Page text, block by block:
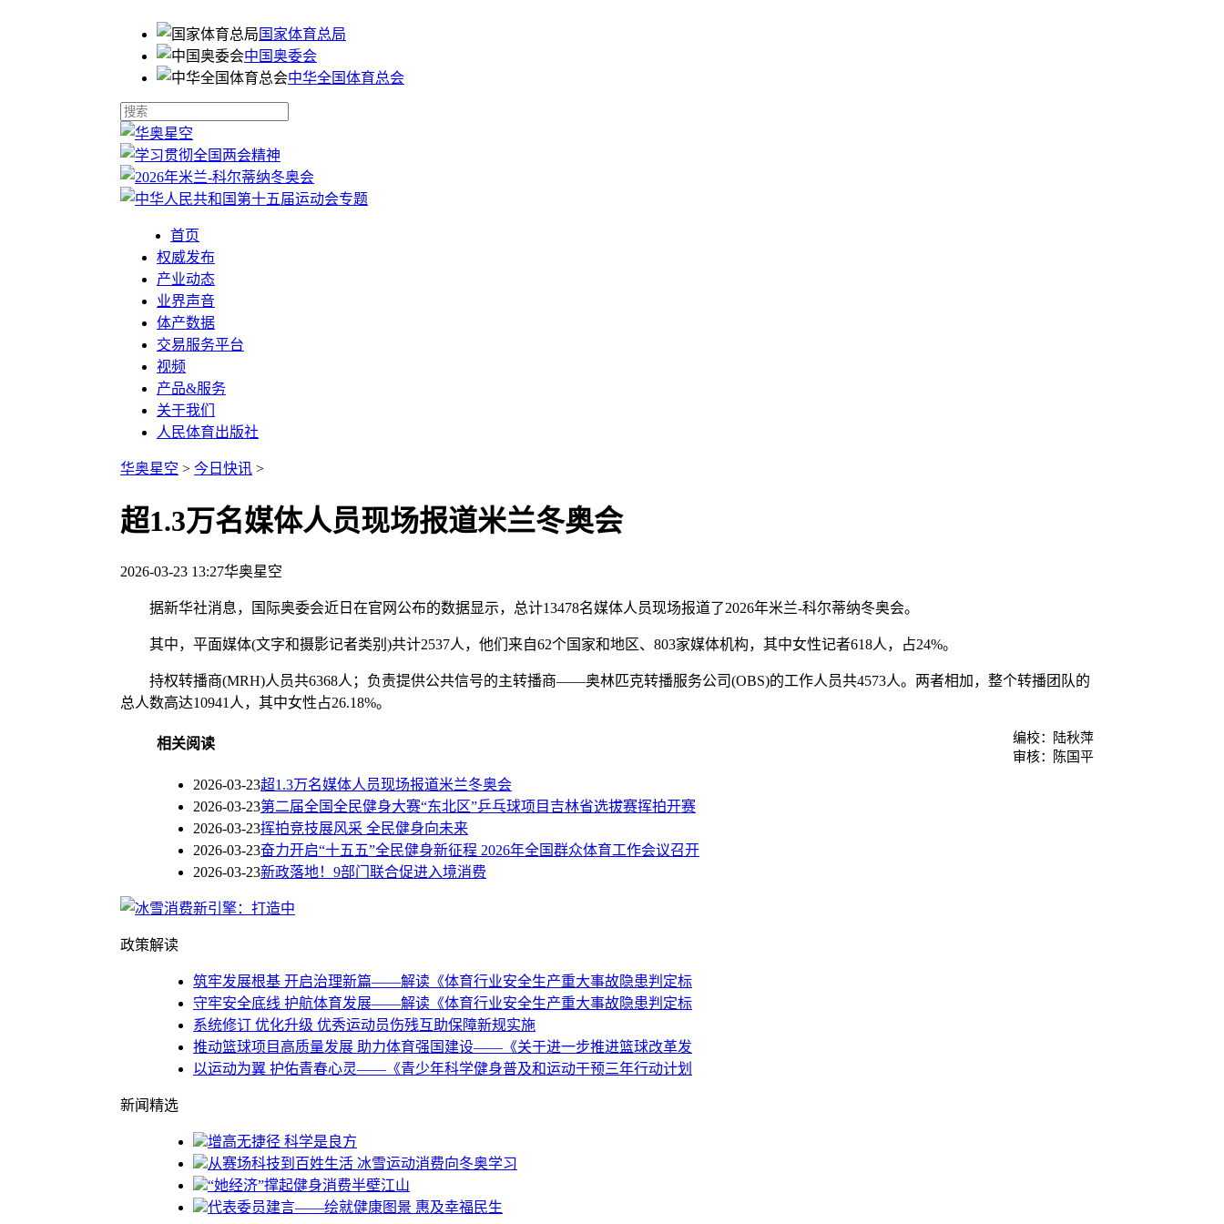
国家体育总局
中国奥委会
中华全国体育总会
首页
权威发布
产业动态
业界声音
体产数据
交易服务平台
视频
产品&服务
关于我们
人民体育出版社
华奥星空 > 今日快讯 >
超1.3万名媒体人员现场报道米兰冬奥会
2026-03-23 13:27华奥星空
据新华社消息，国际奥委会近日在官网公布的数据显示，总计13478名媒体人员现场报道了2026年米兰-科尔蒂纳冬奥会。
其中，平面媒体(文字和摄影记者类别)共计2537人，他们来自62个国家和地区、803家媒体机构，其中女性记者618人，占24%。
持权转播商(MRH)人员共6368人；负责提供公共信号的主转播商——奥林匹克转播服务公司(OBS)的工作人员共4573人。两者相加，整个转播团队的
总人数高达10941人，其中女性占26.18%。
编校： 陆秋萍
审核： 陈国平
相关阅读
2026-03-23超1.3万名媒体人员现场报道米兰冬奥会
2026-03-23第二届全国全民健身大赛“东北区”乒乓球项目吉林省选拔赛挥拍开赛
2026-03-23挥拍竞技展风采 全民健身向未来
2026-03-23奋力开启“十五五”全民健身新征程 2026年全国群众体育工作会议召开
2026-03-23新政落地！9部门联合促进入境消费
政策解读
筑牢发展根基 开启治理新篇——解读《体育行业安全生产重大事故隐患判定标
守牢安全底线 护航体育发展——解读《体育行业安全生产重大事故隐患判定标
系统修订 优化升级 优秀运动员伤残互助保障新规实施
推动篮球项目高质量发展 助力体育强国建设——《关于进一步推进篮球改革发
以运动为翼 护佑青春心灵——《青少年科学健身普及和运动干预三年行动计划
新闻精选
增高无捷径 科学是良方
从赛场科技到百姓生活 冰雪运动消费向冬奥学习
“她经济”撑起健身消费半壁江山
代表委员建言——绘就健康图景 惠及幸福民生